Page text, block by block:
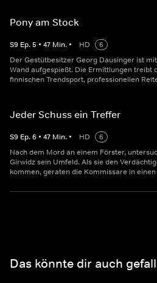
Pony am Stock
S9 Ep.5 • 47 Min. • HD
6
Der Gestütbesitzer Georg Dausinger ist
Wand aufgespießt. Die Ermittlungen treibt
finnischen Trendsport, professionellen
Jeder Schuss ein Treffer
S9 Ep.6 • 47 Min. • HD
6
Nach dem Mord an einem Förster,
Girwidz sein Umfeld. Als sie den
kommen, geraten die Kommissare in
Das könnte dir auch